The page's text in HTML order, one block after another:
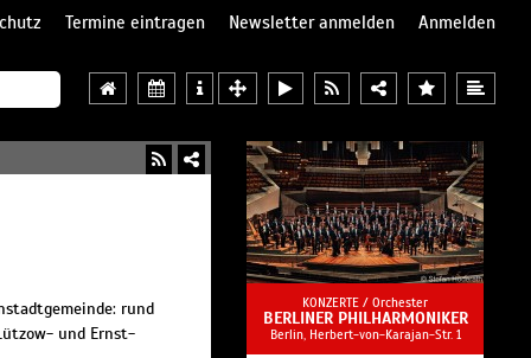
Termine eintragen Newsletter anmelden
Anmelden
rund
und Ernst-
KONZERTE / Orchester
BERLINER PHILHARMONIKER
Berlin, Herbert-von-Karajan-Str. 1